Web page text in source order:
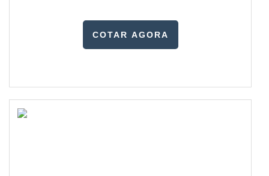
COTAR AGORA